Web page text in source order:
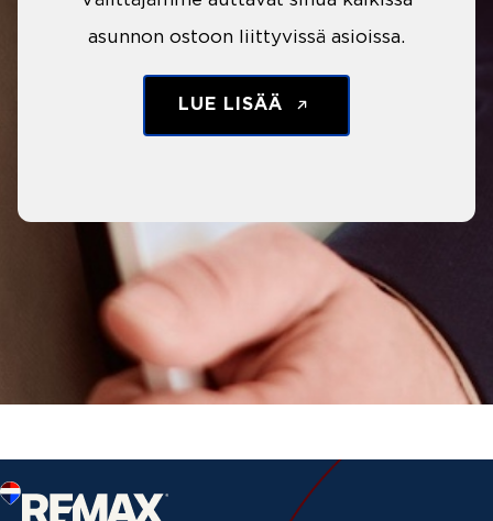
asunnon ostoon liittyvissä asioissa.
LUE LISÄÄ